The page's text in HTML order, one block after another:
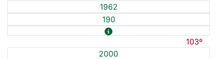
1962
190
103º
2000